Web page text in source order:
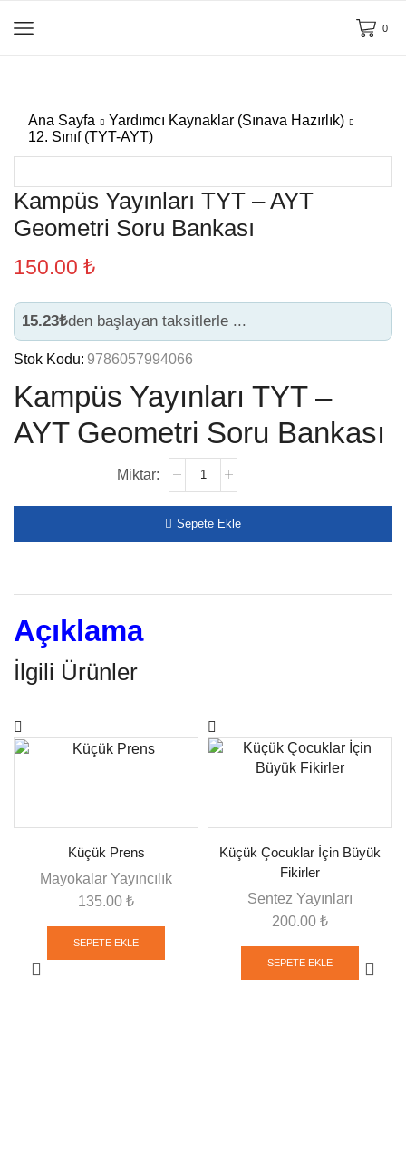
0
Ana Sayfa
Yardımcı Kaynaklar (Sınava Hazırlık)
12. Sınıf (TYT-AYT)
Kampüs Yayınları TYT – AYT
Geometri Soru Bankası
150.00 ₺
15.23₺den başlayan taksitlerle ...
Stok Kodu: 9786057994066
Kampüs Yayınları TYT –
AYT Geometri Soru Bankası
Sepete Ekle
Açıklama
İlgili Ürünler
Küçük Prens
Mayokalar Yayıncılık
135.00 ₺
SEPETE EKLE
Küçük Çocuklar İçin Büyük
Fikirler
Sentez Yayınları
200.00 ₺
SEPETE EKLE